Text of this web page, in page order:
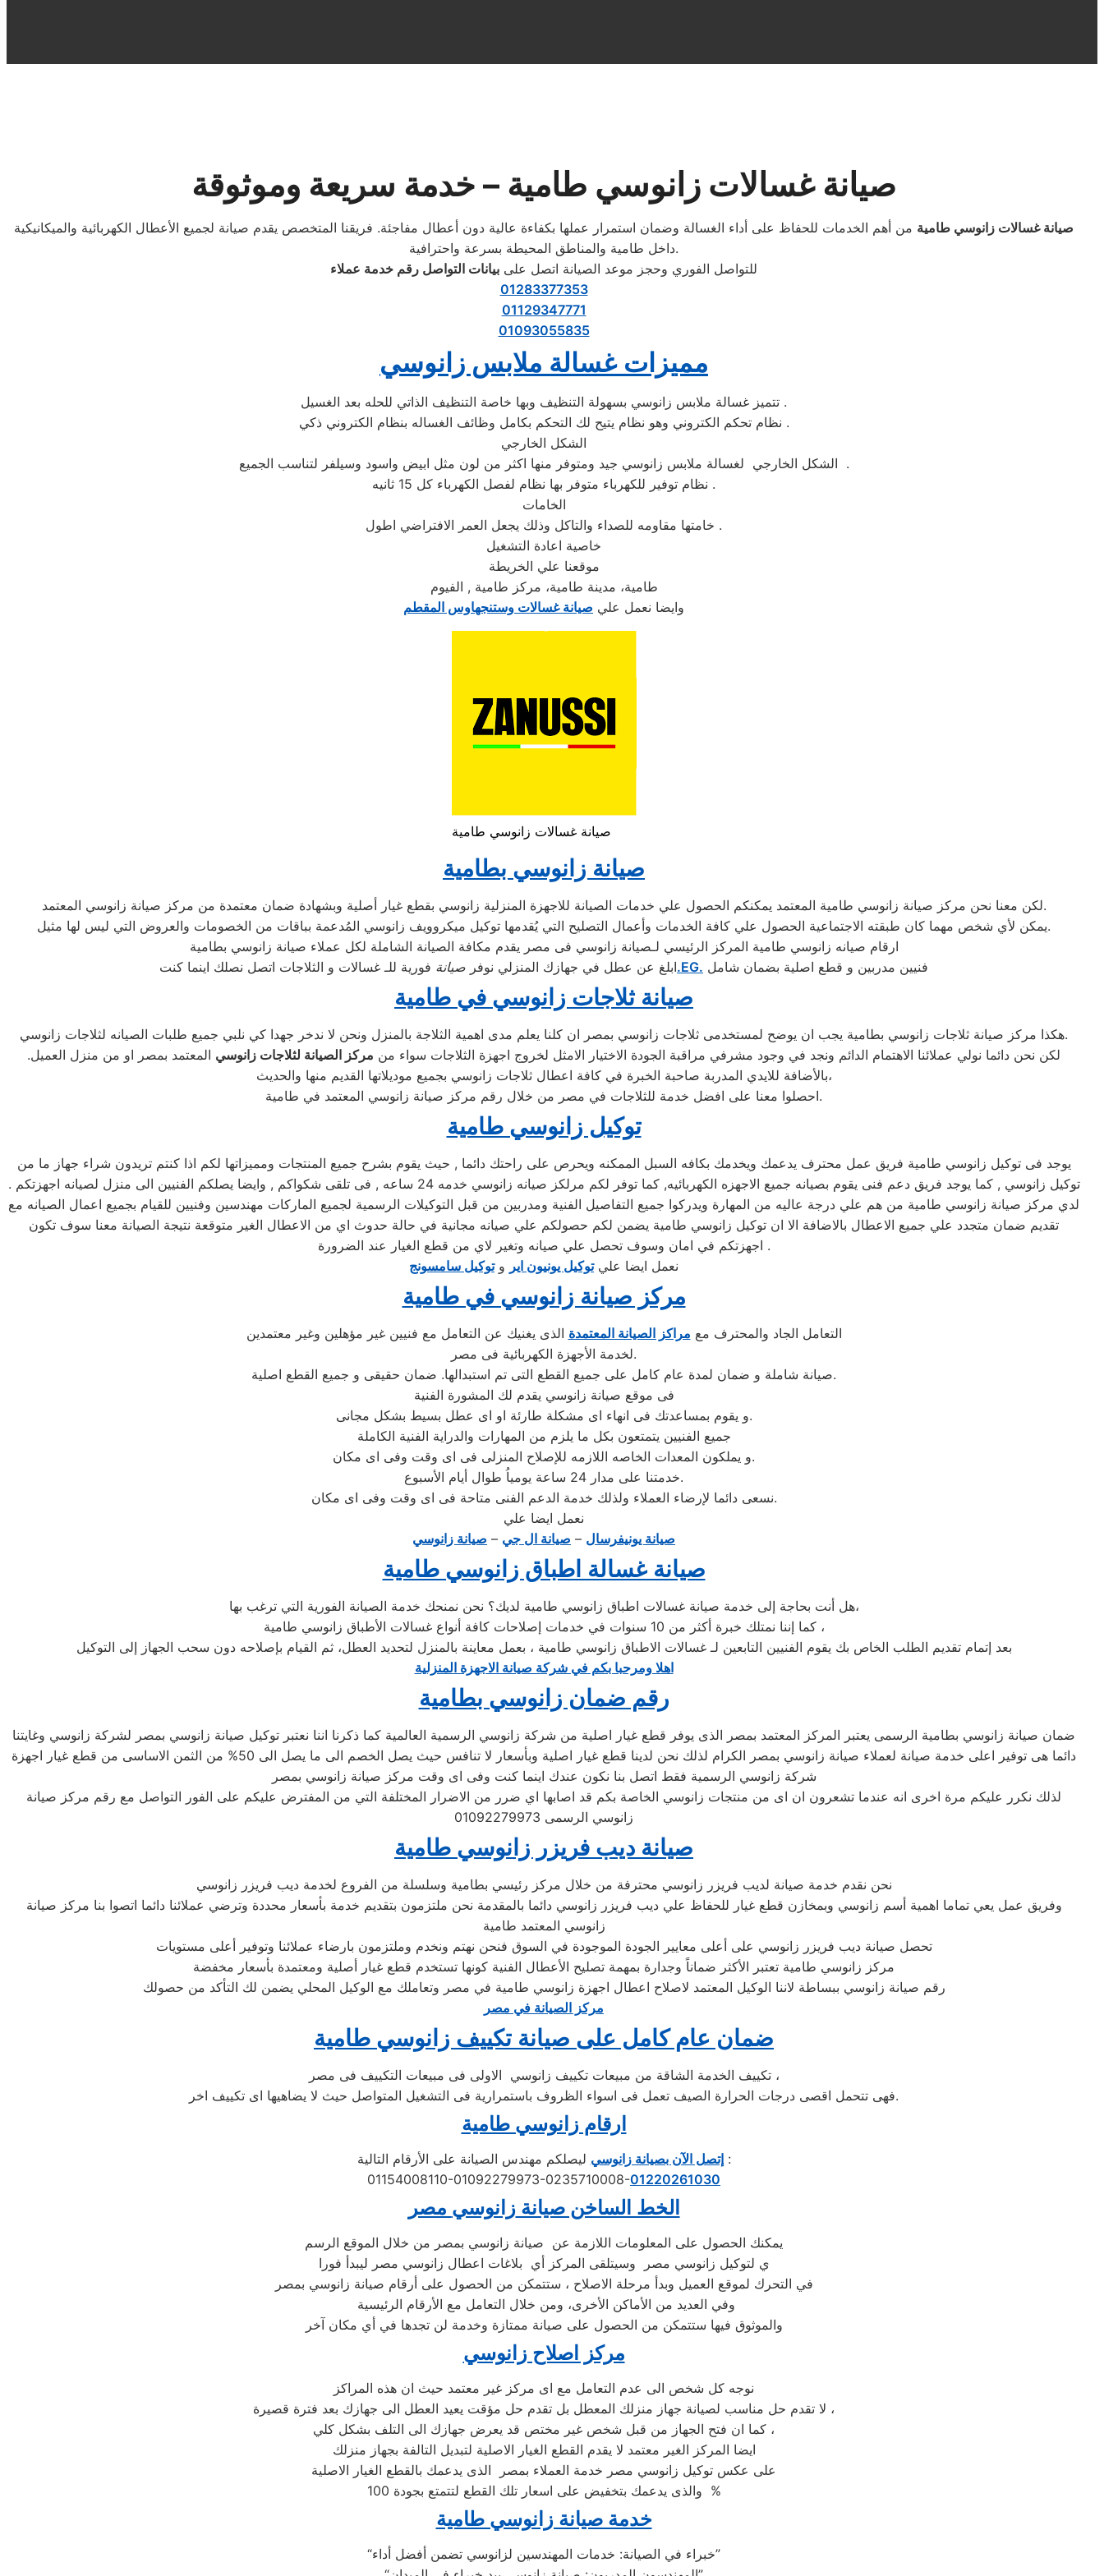
صيانة غسالات زانوسي طامية – خدمة سريعة وموثوقة
صيانة غسالات زانوسي طامية من أهم الخدمات للحفاظ على أداء الغسالة وضمان استمرار عملها بكفاءة عالية دون أعطال مفاجئة. فريقنا المتخصص يقدم صيانة لجميع الأعطال الكهربائية والميكانيكية
داخل طامية والمناطق المحيطة بسرعة واحترافية.
للتواصل الفوري وحجز موعد الصيانة اتصل على بيانات التواصل رقم خدمة عملاء
01283377353
01129347771
01093055835
مميزات غسالة ملابس زانوسي
تتميز غسالة ملابس زانوسي بسهولة التنظيف وبها خاصة التنظيف الذاتي للحله بعد الغسيل .
نظام تحكم الكتروني وهو نظام يتيح لك التحكم بكامل وظائف الغساله بنظام الكتروني ذكي .
الشكل الخارجي
الشكل الخارجي لغسالة ملابس زانوسي جيد ومتوفر منها اكثر من لون مثل ابيض واسود وسيلفر لتناسب الجميع .
نظام توفير للكهرباء متوفر بها نظام لفصل الكهرباء كل 15 ثانيه .
الخامات
خامتها مقاومه للصداء والتاكل وذلك يجعل العمر الافتراضي اطول .
خاصية اعادة التشغيل
موقعنا علي الخريطة
طامية، مدينة طامية، مركز طامية , الفيوم
وايضا نعمل علي صيانة غسالات وستنجهاوس المقطم
صيانة غسالات زانوسي طامية
صيانة زانوسي بطامية
لكن معنا نحن مركز صيانة زانوسي طامية المعتمد يمكنكم الحصول علي خدمات الصيانة للاجهزة المنزلية زانوسي بقطع غيار أصلية وبشهادة ضمان معتمدة من مركز صيانة زانوسي المعتمد.
يمكن لأي شخص مهما كان طبقته الاجتماعية الحصول علي كافة الخدمات وأعمال التصليح التي يُقدمها توكيل ميكروويف زانوسي المُدعمة بباقات من الخصومات والعروض التي ليس لها مثيل.
ارقام صيانه زانوسي طامية المركز الرئيسي لـصيانة زانوسي فى مصر يقدم مكافة الصيانة الشاملة لكل عملاء صيانة زانوسي بطامية
ابلغ عن عطل في جهازك المنزلي نوفر صيانة فورية للـ غسالات و الثلاجات اتصل نصلك اينما كنت .EG. فنيين مدربين و قطع اصلية بضمان شامل
صيانة ثلاجات زانوسي في طامية
هكذا مركز صيانة ثلاجات زانوسي بطامية يجب ان يوضح لمستخدمى ثلاجات زانوسي بمصر ان كلنا يعلم مدى اهمية الثلاجة بالمنزل ونحن لا ندخر جهدا كي نلبي جميع طلبات الصيانه لثلاجات زانوسي.
لكن نحن دائما نولي عملائنا الاهتمام الدائم ونجد في وجود مشرفي مراقبة الجودة الاختيار الامثل لخروج اجهزة الثلاجات سواء من مركز الصيانة لثلاجات زانوسي المعتمد بمصر او من منزل العميل.
بالأضافة للايدي المدربة صاحبة الخبرة في كافة اعطال ثلاجات زانوسي بجميع موديلاتها القديم منها والحديث،
احصلوا معنا على افضل خدمة للثلاجات في مصر من خلال رقم مركز صيانة زانوسي المعتمد في طامية.
توكيل زانوسي طامية
يوجد فى توكيل زانوسي طامية فريق عمل محترف يدعمك ويخدمك بكافه السبل الممكنه ويحرص على راحتك دائما , حيث يقوم بشرح جميع المنتجات ومميزاتها لكم اذا كنتم تريدون شراء جهاز ما من
توكيل زانوسي , كما يوجد فريق دعم فنى يقوم بصيانه جميع الاجهزه الكهربائيه, كما توفر لكم مرلكز صيانه زانوسي خدمه 24 ساعه , فى تلقى شكواكم , وايضا يصلكم الفنيين الى منزل لصيانه اجهزتكم .
لدي مركز صيانة زانوسي طامية من هم علي درجة عاليه من المهارة ويدركوا جميع التفاصيل الفنية ومدربين من قبل التوكيلات الرسمية لجميع الماركات مهندسين وفنيين للقيام بجميع اعمال الصيانه مع
تقديم ضمان متجدد علي جميع الاعطال بالاضافة الا ان توكيل زانوسي طامية يضمن لكم حصولكم علي صيانه مجانية في حالة حدوث اي من الاعطال الغير متوقعة نتيجة الصيانة معنا سوف تكون
اجهزتكم في امان وسوف تحصل علي صيانه وتغير لاي من قطع الغيار عند الضرورة .
نعمل ايضا عليتوكيل يونيون اير وتوكيل سامسونج
مركز صيانة زانوسي في طامية
التعامل الجاد والمحترف مع مراكز الصيانة المعتمدة الذى يغنيك عن التعامل مع فنيين غير مؤهلين وغير معتمدين
لخدمة الأجهزة الكهربائية فى مصر.
صيانة شاملة و ضمان لمدة عام كامل على جميع القطع التى تم استبدالها. ضمان حقيقى و جميع القطع اصلية.
فى موقع صيانة زانوسي يقدم لك المشورة الفنية
و يقوم بمساعدتك فى انهاء اى مشكلة طارئة او اى عطل بسيط بشكل مجانى.
جميع الفنيين يتمتعون بكل ما يلزم من المهارات والدراية الفنية الكاملة
و يملكون المعدات الخاصه اللازمه للإصلاح المنزلى فى اى وقت وفى اى مكان.
خدمتنا على مدار 24 ساعة يومياُ طوال أيام الأسبوع.
نسعى دائما لإرضاء العملاء ولذلك خدمة الدعم الفنى متاحة فى اى وقت وفى اى مكان.
نعمل ايضا علي
صيانة يونيفرسال – صيانة ال جي – صيانة زانوسي
صيانة غسالة اطباق زانوسي طامية
هل أنت بحاجة إلى خدمة صيانة غسالات اطباق زانوسي طامية لديك؟ نحن نمنحك خدمة الصيانة الفورية التي ترغب بها،
كما إننا نمتلك خبرة أكثر من 10 سنوات في خدمات إصلاحات كافة أنواع غسالات الأطباق زانوسي طامية ،
بعد إتمام تقديم الطلب الخاص بك يقوم الفنيين التابعين لـ غسالات الاطباق زانوسي طامية ، بعمل معاينة بالمنزل لتحديد العطل، ثم القيام بإصلاحه دون سحب الجهاز إلى التوكيل
اهلا ومرحبا بكم في شركة صيانة الاجهزة المنزلية
رقم ضمان زانوسي بطامية
ضمان صيانة زانوسي بطامية الرسمى يعتبر المركز المعتمد بمصر الذى يوفر قطع غيار اصلية من شركة زانوسي الرسمية العالمية كما ذكرنا اننا نعتبر توكيل صيانة زانوسي بمصر لشركة زانوسي وغايتنا
دائما هى توفير اعلى خدمة صيانة لعملاء صيانة زانوسي بمصر الكرام لذلك نحن لدينا قطع غيار اصلية وبأسعار لا تنافس حيث يصل الخصم الى ما يصل الى 50% من الثمن الاساسى من قطع غيار اجهزة
شركة زانوسي الرسمية فقط اتصل بنا نكون عندك اينما كنت وفى اى وقت مركز صيانة زانوسي بمصر
لذلك نكرر عليكم مرة اخرى انه عندما تشعرون ان اى من منتجات زانوسي الخاصة بكم قد اصابها اي ضرر من الاضرار المختلفة التي من المفترض عليكم على الفور التواصل مع رقم مركز صيانة
زانوسي الرسمى 01092279973
صيانة ديب فريزر زانوسي طامية
نحن نقدم خدمة صيانة لديب فريزر زانوسي محترفة من خلال مركز رئيسي بطامية وسلسلة من الفروع لخدمة ديب فريزر زانوسي
وفريق عمل يعي تماما اهمية أسم زانوسي وبمخازن قطع غيار للحفاظ علي ديب فريزر زانوسي دائما بالمقدمة نحن ملتزمون بتقديم خدمة بأسعار محددة وترضي عملائنا دائما اتصوا بنا مركز صيانة
زانوسي المعتمد طامية
تحصل صيانة ديب فريزر زانوسي على أعلى معايير الجودة الموجودة في السوق فنحن نهتم ونخدم وملتزمون بارضاء عملائنا وتوفير أعلى مستويات
مركز زانوسي طامية تعتبر الأكثر ضماناً وجدارة بمهمة تصليح الأعطال الفنية كونها تستخدم قطع غيار أصلية ومعتمدة بأسعار مخفضة
رقم صيانة زانوسي ببساطة لاننا الوكيل المعتمد لاصلاح اعطال اجهزة زانوسي طامية في مصر وتعاملك مع الوكيل المحلي يضمن لك التأكد من حصولك
مركز الصيانة في مصر
ضمان عام كامل على صيانة تكييف زانوسي طامية
تكييف الخدمة الشاقة من مبيعات تكييف زانوسي الاولى فى مبيعات التكييف فى مصر ،
فهى تتحمل اقصى درجات الحرارة الصيف تعمل فى اسواء الظروف باستمرارية فى التشغيل المتواصل حيث لا يضاهيها اى تكييف اخر.
ارقام زانوسي طامية
إتصل الآن بصيانة زانوسيليصلكم مهندس الصيانة على الأرقام التالية :
01154008110-01092279973-0235710008-01220261030
الخط الساخن صيانةزانوسي مصر
يمكنك الحصول على المعلومات اللازمة عن صيانة زانوسي بمصر من خلال الموقع الرسم
ي لتوكيل زانوسي مصر وسيتلقى المركز أي بلاغات اعطال زانوسي مصر ليبدأ فورا
في التحرك لموقع العميل وبدأ مرحلة الاصلاح ، ستتمكن من الحصول على أرقام صيانة زانوسي بمصر
وفي العديد من الأماكن الأخرى، ومن خلال التعامل مع الأرقام الرئيسية
والموثوق فيها ستتمكن من الحصول على صيانة ممتازة وخدمة لن تجدها في أي مكان آخر
مركز اصلاح زانوسي
نوجه كل شخص الى عدم التعامل مع اى مركز غير معتمد حيث ان هذه المراكز
لا تقدم حل مناسب لصيانة جهاز منزلك المعطل بل تقدم حل مؤقت يعيد العطل الى جهازك بعد فترة قصيرة ،
كما ان فتح الجهاز من قبل شخص غير مختص قد يعرض جهازك الى التلف بشكل كلي ،
ايضا المركز الغير معتمد لا يقدم القطع الغيار الاصلية لتبديل التالفة بجهاز منزلك
على عكس توكيل زانوسي مصر خدمة العملاء بمصر الذى يدعمك بالقطع الغيار الاصلية
والذى يدعمك بتخفيض على اسعار تلك القطع لتتمتع بجودة 100 %
خدمة صيانة زانوسي طامية
“خبراء في الصيانة: خدمات المهندسين لزانوسي تضمن أفضل أداء”